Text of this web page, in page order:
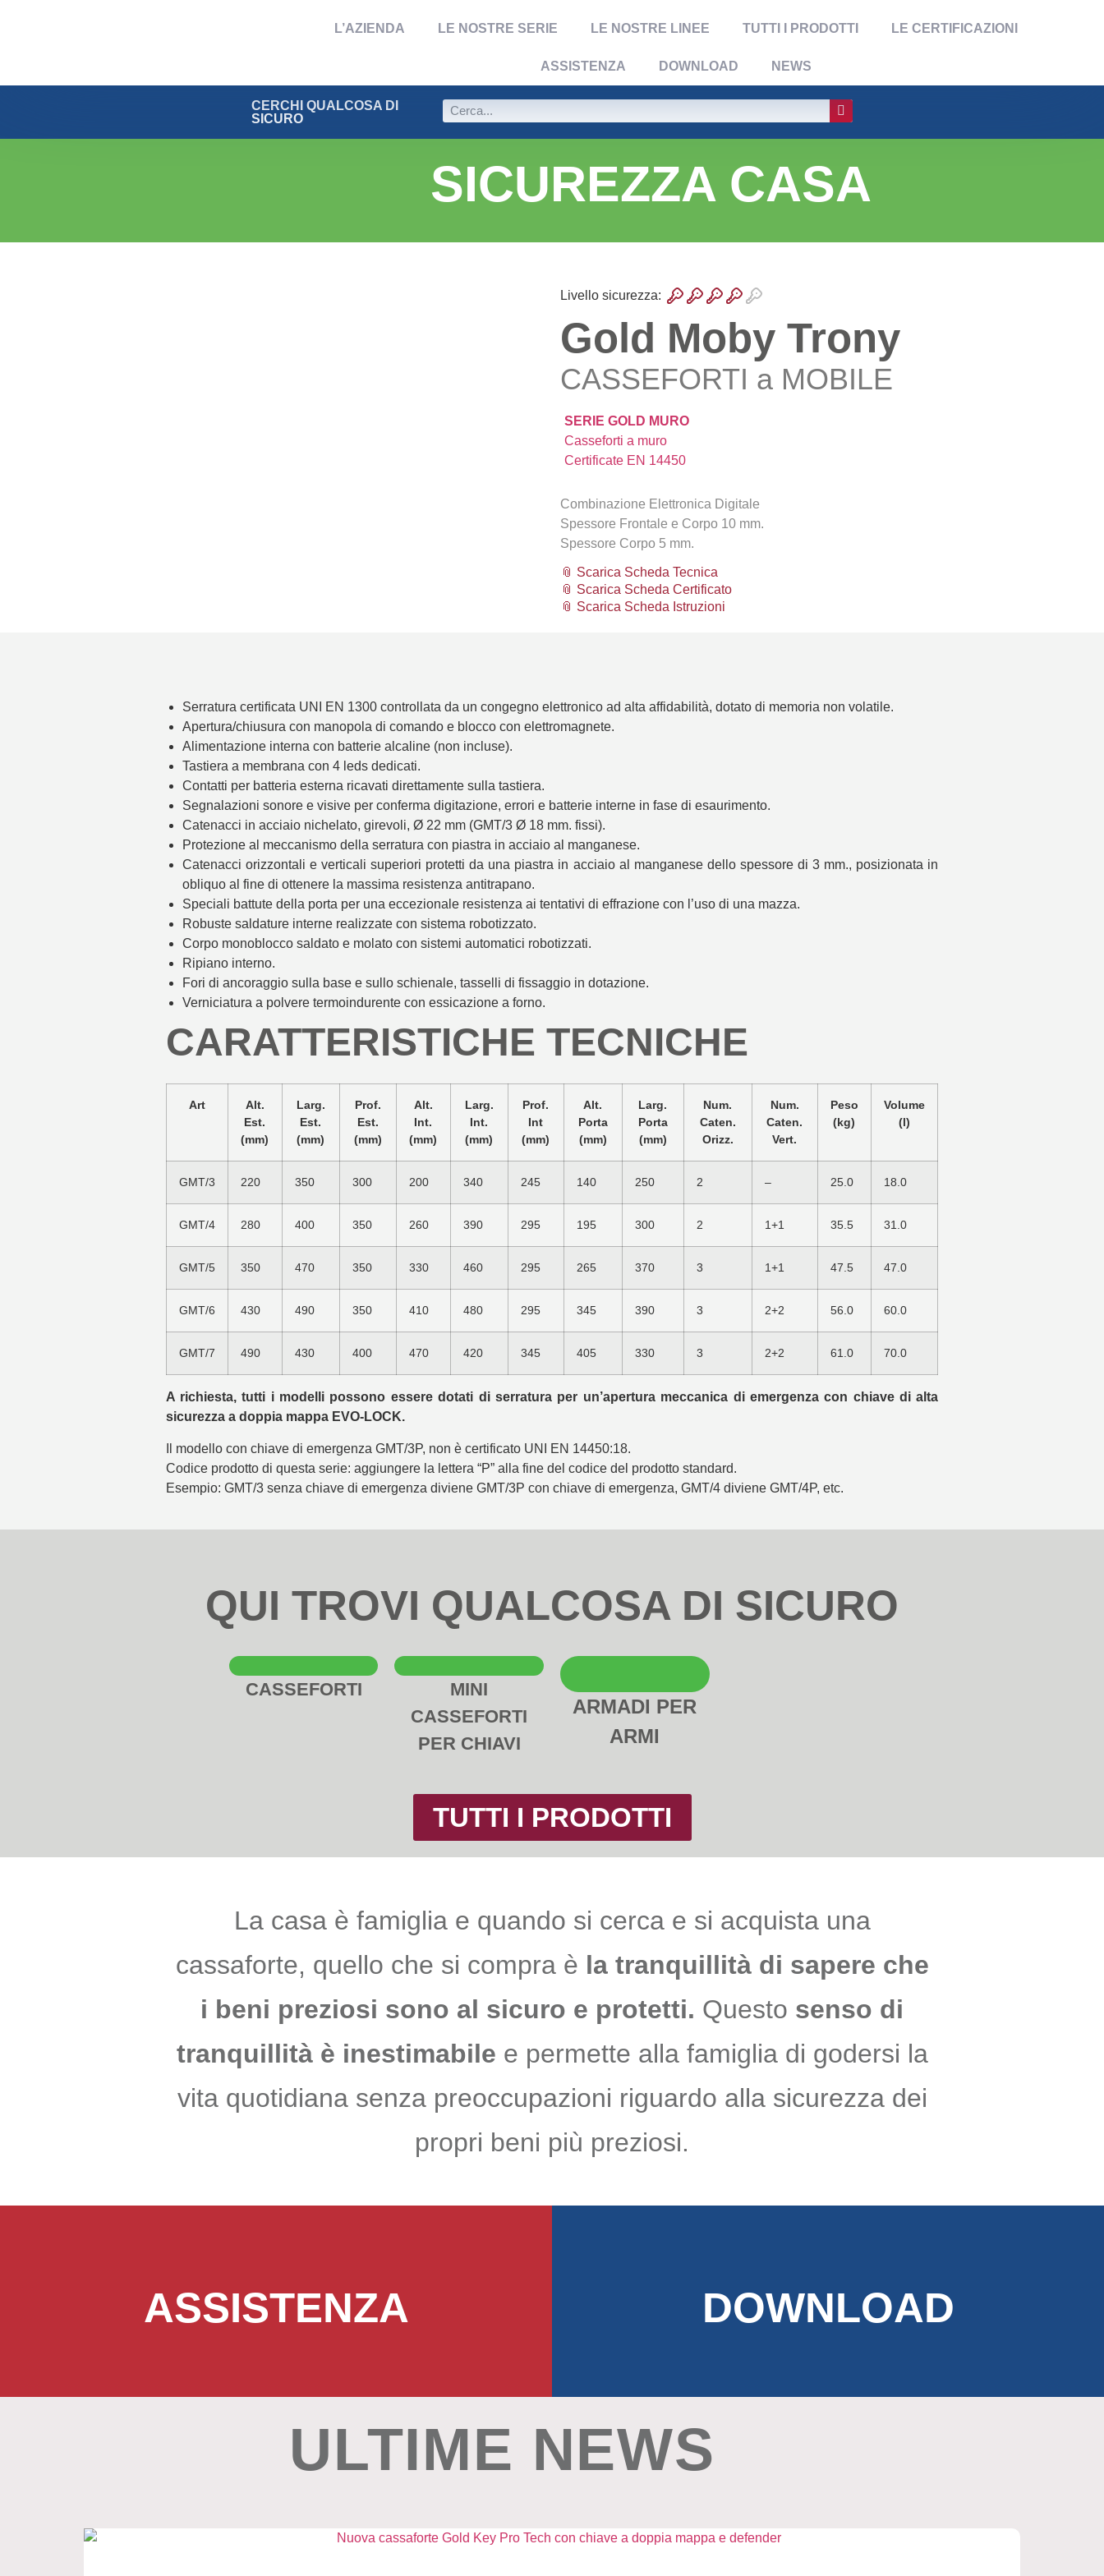
L’AZIENDA LE NOSTRE SERIE LE NOSTRE LINEE TUTTI I PRODOTTI LE CERTIFICAZIONI
ASSISTENZA DOWNLOAD NEWS
CERCHI QUALCOSA DI
SICURO
SICUREZZA CASA
Livello sicurezza:
Gold Moby Trony
CASSEFORTI a MOBILE
SERIE GOLD MURO
Casseforti a muro
Certificate EN 14450
Combinazione Elettronica Digitale
Spessore Frontale e Corpo 10 mm.
Spessore Corpo 5 mm.
📎 Scarica Scheda Tecnica
📎 Scarica Scheda Certificato
📎 Scarica Scheda Istruzioni
Serratura certificata UNI EN 1300 controllata da un congegno elettronico ad alta affidabilità, dotato di memoria non volatile.
Apertura/chiusura con manopola di comando e blocco con elettromagnete.
Alimentazione interna con batterie alcaline (non incluse).
Tastiera a membrana con 4 leds dedicati.
Contatti per batteria esterna ricavati direttamente sulla tastiera.
Segnalazioni sonore e visive per conferma digitazione, errori e batterie interne in fase di esaurimento.
Catenacci in acciaio nichelato, girevoli, Ø 22 mm (GMT/3 Ø 18 mm. fissi).
Protezione al meccanismo della serratura con piastra in acciaio al manganese.
Catenacci orizzontali e verticali superiori protetti da una piastra in acciaio al manganese dello spessore di 3 mm., posizionata in
obliquo al fine di ottenere la massima resistenza antitrapano.
Speciali battute della porta per una eccezionale resistenza ai tentativi di effrazione con l’uso di una mazza.
Robuste saldature interne realizzate con sistema robotizzato.
Corpo monoblocco saldato e molato con sistemi automatici robotizzati.
Ripiano interno.
Fori di ancoraggio sulla base e sullo schienale, tasselli di fissaggio in dotazione.
Verniciatura a polvere termoindurente con essicazione a forno.
CARATTERISTICHE TECNICHE
Art
Alt.
Est.
(mm)
Larg.
Est.
(mm)
Prof.
Est.
(mm)
Alt.
Int.
(mm)
Larg.
Int.
(mm)
Prof.
Int
(mm)
Alt.
Porta
(mm)
Larg.
Porta
(mm)
Num.
Caten.
Orizz.
Num.
Caten.
Vert.
Peso
(kg)
Volume
(l)
GMT/3 220 350 300 200 340 245 140 250 2 – 25.0 18.0
GMT/4 280 400 350 260 390 295 195 300 2 1+1 35.5 31.0
GMT/5 350 470 350 330 460 295 265 370 3 1+1 47.5 47.0
GMT/6 430 490 350 410 480 295 345 390 3 2+2 56.0 60.0
GMT/7 490 430 400 470 420 345 405 330 3 2+2 61.0 70.0
A richiesta, tutti i modelli possono essere dotati di serratura per un’apertura meccanica di emergenza con chiave di alta
sicurezza a doppia mappa EVO-LOCK.
Il modello con chiave di emergenza GMT/3P, non è certificato UNI EN 14450:18.
Codice prodotto di questa serie: aggiungere la lettera “P” alla fine del codice del prodotto standard.
Esempio: GMT/3 senza chiave di emergenza diviene GMT/3P con chiave di emergenza, GMT/4 diviene GMT/4P, etc.
QUI TROVI QUALCOSA DI SICURO
CASSEFORTI
MINI
CASSEFORTI
PER CHIAVI
ARMADI PER
ARMI
TUTTI I PRODOTTI
La casa è famiglia e quando si cerca e si acquista una
cassaforte, quello che si compra è la tranquillità di sapere che
i beni preziosi sono al sicuro e protetti. Questo senso di
tranquillità è inestimabile e permette alla famiglia di godersi la
vita quotidiana senza preoccupazioni riguardo alla sicurezza dei
propri beni più preziosi.
ASSISTENZA DOWNLOAD
ULTIME NEWS